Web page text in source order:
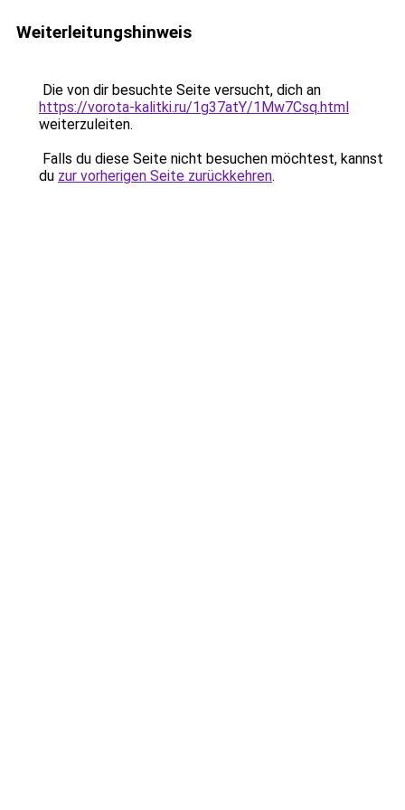
Weiterleitungshinweis
Die von dir besuchte Seite versucht, dich an
https://vorota-kalitki.ru/1g37atY/1Mw7Csq.html
weiterzuleiten.
Falls du diese Seite nicht besuchen möchtest, kannst
du zur vorherigen Seite zurückkehren.